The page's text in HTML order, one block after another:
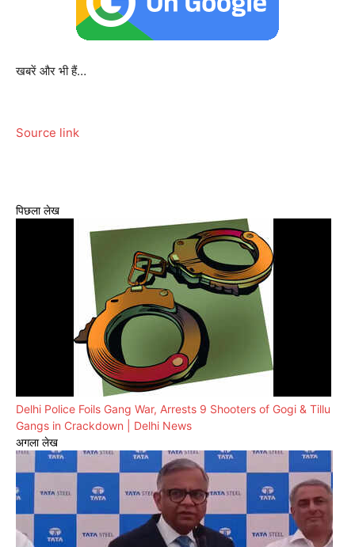
खबरें और भी हैं…
Source link
पिछला लेख
Delhi Police Foils Gang War, Arrests 9 Shooters of Gogi & Tillu
Gangs in Crackdown | Delhi News
अगला लेख